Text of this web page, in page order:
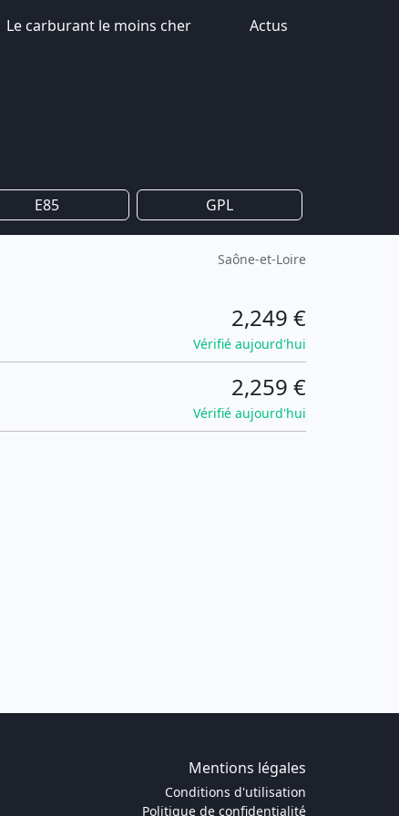
Le carburant le moins cher Actus
E85 GPL
Saône-et-Loire
2,249 €
Vérifié aujourd'hui
2,259 €
Vérifié aujourd'hui
Mentions légales
Conditions d'utilisation
Politique de confidentialité